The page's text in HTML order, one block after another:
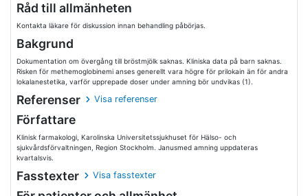
Råd till allmänheten
Kontakta läkare för diskussion innan behandling påbörjas.
Bakgrund
Dokumentation om övergång till bröstmjölk saknas. Kliniska data på barn saknas.
Risken för methemoglobinemi anses generellt vara högre för prilokain än för andra
lokalanestetika, varför upprepade doser under amning bör undvikas (1).
Referenser Visa referenser
Författare
Klinisk farmakologi, Karolinska Universitetssjukhuset för Hälso- och
sjukvårdsförvaltningen, Region Stockholm. Janusmed amning uppdateras
kvartalsvis.
Fasstexter Visa fasstexter